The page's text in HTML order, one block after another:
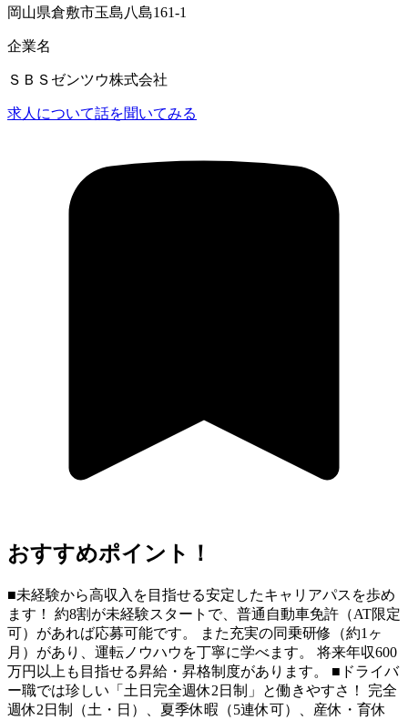
岡山県倉敷市玉島八島161-1
企業名
ＳＢＳゼンツウ株式会社
求人について話を聞いてみる
おすすめポイント！
■未経験から高収入を目指せる安定したキャリアパスを歩め
ます！ 約8割が未経験スタートで、普通自動車免許（AT限定
可）があれば応募可能です。 また充実の同乗研修（約1ヶ
月）があり、運転ノウハウを丁寧に学べます。 将来年収600
万円以上も目指せる昇給・昇格制度があります。 ■ドライバ
ー職では珍しい「土日完全週休2日制」と働きやすさ！ 完全
週休2日制（土・日）、夏季休暇（5連休可）、産休・育休